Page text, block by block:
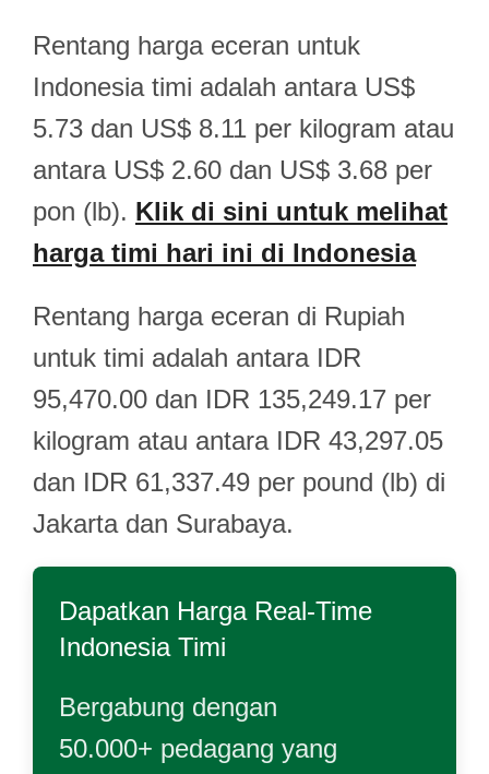
Rentang harga eceran untuk
Indonesia timi adalah antara US$
5.73 dan US$ 8.11 per kilogram atau
antara US$ 2.60 dan US$ 3.68 per
pon (lb). Klik di sini untuk melihat
harga timi hari ini di Indonesia
Rentang harga eceran di Rupiah
untuk timi adalah antara IDR
95,470.00 dan IDR 135,249.17 per
kilogram atau antara IDR 43,297.05
dan IDR 61,337.49 per pound (lb) di
Jakarta dan Surabaya.
Dapatkan Harga Real-Time
Indonesia Timi
Bergabung dengan
50.000+ pedagang yang